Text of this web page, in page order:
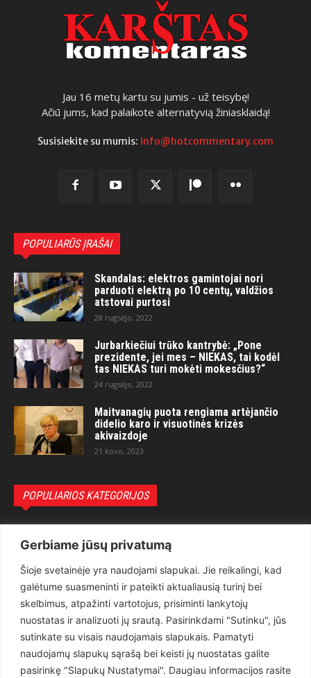
Gerbiame jūsų privatumą
Šioje svetainėje yra naudojami slapukai. Jie reikalingi, kad
galėtume suasmeninti ir pateikti aktualiausią turinį bei
skelbimus, atpažinti vartotojus, prisiminti lankytojų
nuostatas ir analizuoti jų srautą. Pasirinkdami "Sutinku", jūs
sutinkate su visais naudojamais slapukais. Pamatyti
naudojamų slapukų sąrašą bei keisti jų nuostatas galite
pasirinkę "Slapukų Nustatymai". Daugiau informacijos rasite
Jau 16 metų kartu su jumis - už teisybę!
Ačiū jums, kad palaikote alternatyvią žiniasklaidą!
Susisiekite su mumis: info@hotcommentary.com
POPULIARŪS ĮRAŠAI
Skandalas: elektros gamintojai nori
parduoti elektrą po 10 centų, valdžios
atstovai purtosi
28 rugsėjo, 2022
Jurbarkiečiui trūko kantrybė: „Pone
prezidente, jei mes – NIEKAS, tai kodėl
tas NIEKAS turi mokėti mokesčius?“
24 rugsėjo, 2022
Maitvanagių puota rengiama artėjančio
didelio karo ir visuotinės krizės
akivaizdoje
21 kovo, 2023
POPULIARIOS KATEGORIJOS
Teisėsauga
1497
Aktualu
Lietuva
619
Pasaulis
Статьи на русском